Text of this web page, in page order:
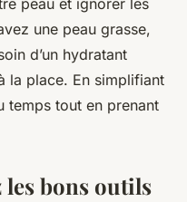
une peau grasse,
d’un hydratant
la place. En simplifiant
temps tout en prenant
les bons outils